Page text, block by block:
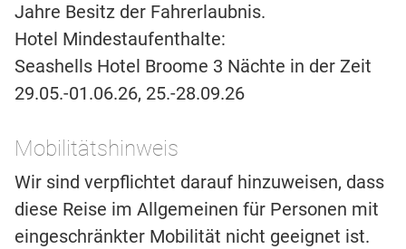
Jahre Besitz der Fahrerlaubnis.
Hotel Mindestaufenthalte:
Seashells Hotel Broome 3 Nächte in der Zeit
29.05.-01.06.26, 25.-28.09.26
Mobilitätshinweis
Wir sind verpflichtet darauf hinzuweisen, dass
diese Reise im Allgemeinen für Personen mit
eingeschränkter Mobilität nicht geeignet ist.